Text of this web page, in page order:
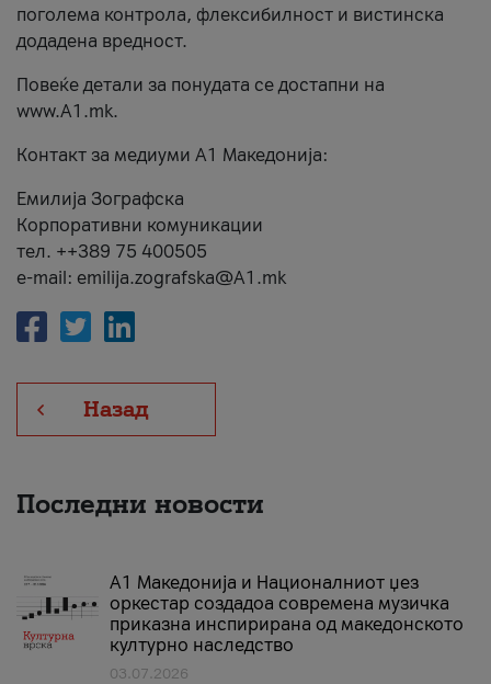
поголема контрола, флексибилност и вистинска
додадена вредност.
Повеќе детали за понудата се достапни на
www.А1.mk.
Контакт за медиуми А1 Македонија:
Емилија Зографска
Корпоративни комуникации
тел. ++389 75 400505
e-mail: emilija.zografska@A1.mk
Назад
Последни новости
А1 Македонија и Националниот џез
оркестар создадоа современа музичка
приказна инспирирана од македонското
културно наследство
03.07.2026